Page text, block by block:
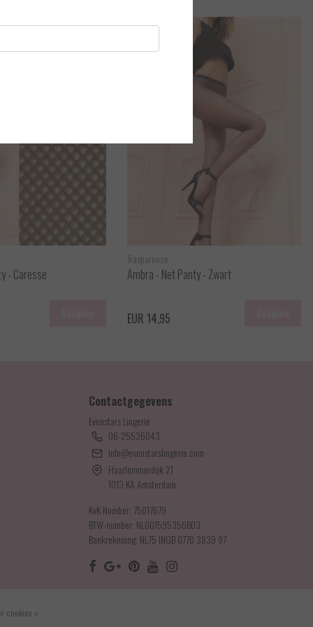
- Caresse
Trasparenze
Ambra - Net Panty - Zwart
EUR 14,95
Contactgegevens
Evenstars Lingerie
06-25536043
info@evenstarslingerie.com
Haarlemmerdijk 21
1013 KA Amsterdam
KvK Number: 75017679
BTW-number: NL001595356B03
Bankrekening: NL75 INGB 0778 3839 97
cookies »